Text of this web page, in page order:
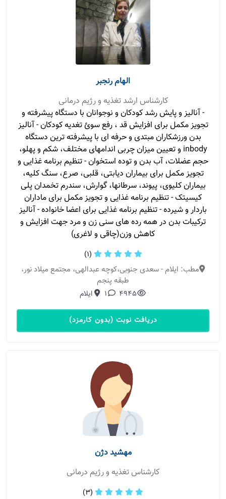
الهام رنجبر
کارشناس ارشد تغذیه و رژیم درمانی
- آنالیز و پایش رشد کودکان و نوجوانان با دستگاه پیشرفته و
تجویز مکمل برای افزایش قد ، رفع سوئ تغدیه کودکان - آنالیز
بدن ورزشکاران مبتدی و حرفه ای با پیشرفته ترین دستگاه
inbody و تعیین میزان چربی اندامهای مختلف، شکم و پهلو،
حجم عضلات، آب بدن و توده استخوان - تنظیم برنامه غذایی و
تجویز مکمل برای بیماران دیابتی، قلبی، صرع، سنگ کلیه،
بیماران کلیوی، پیوند، سرطانها، گوارش، سندرم تخمدان پلی
کیسیتک - تنظیم برنامه غذایی و تجویز مکمل برای ماداران
باردار و شیرده - تنظیم برنامه غذایی برای اعضا خانواده - آنالیز
ترکیبات بدن در همه رده های سنی زن و مرد جهت افزایش و
کاهش وزن(چاقی و لاغری)
(1)
مطب: ایلام - سعدی جنوبی،کوچه عبدالهی، مجتمع میلاد نور،
طبقه پنجم
4945
1 ایلام
دریافت نوبت (بدون کارمزد)
مهشید دژن
کارشناس تغذیه و رژیم درمانی
(3)